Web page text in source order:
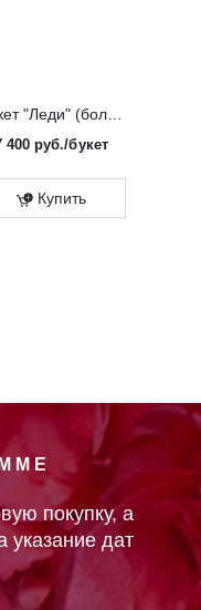
Букет "Леди" (большой)
400 руб./букет
Купить
покупку, а
указание дат